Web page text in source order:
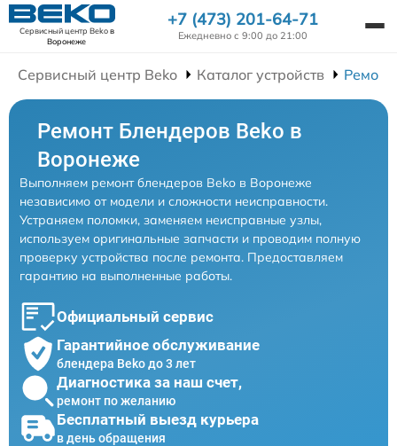
Сервисный центр Bekoв
Воронеже
+7 (473) 201-64-71
Ежедневно с 9:00 до 21:00
Сервисный центр Beko Каталог устройств
Ремонт Блендеров Beko в
Воронеже
Выполняем ремонт блендеров Beko в Воронеже
независимо от модели и сложности неисправности.
Устраняем поломки, заменяем неисправные узлы,
используем оригинальные запчасти и проводим полную
проверку устройства после ремонта. Предоставляем
гарантию на выполненные работы.
Официальный сервис
Гарантийное обслуживание
блендера Beko до 3 лет
Диагностика за наш счет,
ремонт по желанию
Бесплатный выезд курьера
в день обращения